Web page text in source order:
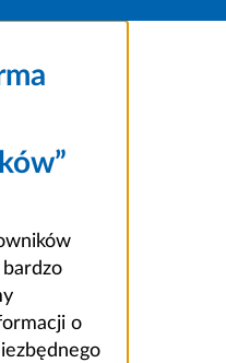
o